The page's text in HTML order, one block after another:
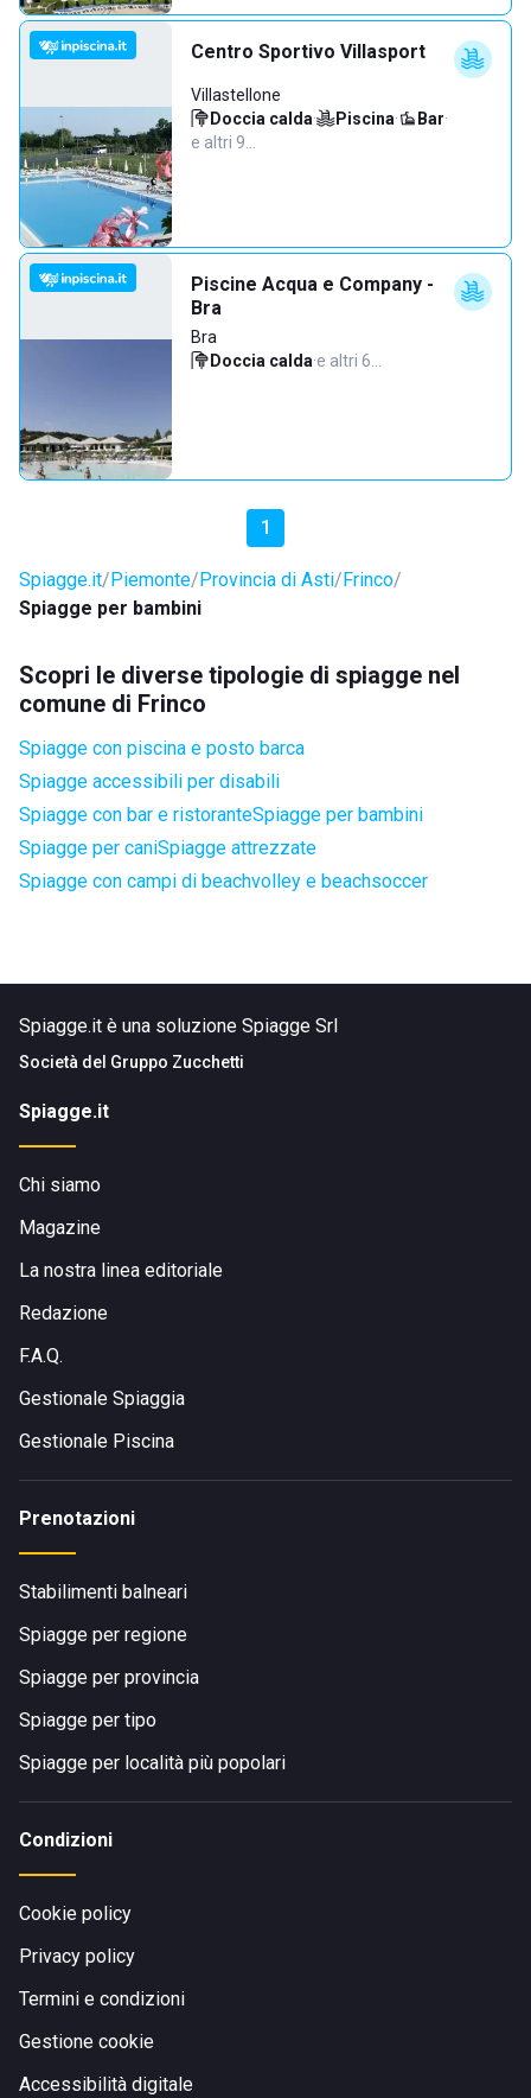
Centro Sportivo Villasport
Villastellone
Doccia calda· Piscina· Bar·
e altri 9…
Piscine Acqua e Company -
Bra
Bra
Doccia calda·e altri 6…
1
Spiagge.it Piemonte Provincia di Asti Frinco
Spiagge per bambini
Scopri le diverse tipologie di spiagge nel
comune di Frinco
Spiagge con piscina e posto barca
Spiagge accessibili per disabili
Spiagge con bar e ristoranteSpiagge per bambini
Spiagge per caniSpiagge attrezzate
Spiagge con campi di beachvolley e beachsoccer
Spiagge.it è una soluzione Spiagge Srl
Società del Gruppo Zucchetti
Spiagge.it
Chi siamo
Magazine
La nostra linea editoriale
Redazione
F.A.Q.
Gestionale Spiaggia
Gestionale Piscina
Prenotazioni
Stabilimenti balneari
Spiagge per regione
Spiagge per provincia
Spiagge per tipo
Spiagge per località più popolari
Condizioni
Cookie policy
Privacy policy
Termini e condizioni
Gestione cookie
Accessibilità digitale